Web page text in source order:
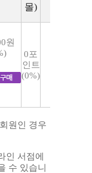
몰)
원
0포
인트
(0%)
원인 경우
인 서점에
수 있습니